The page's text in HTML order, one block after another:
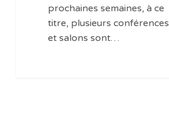
prochaines semaines, à ce
titre, plusieurs conférences
et salons sont…